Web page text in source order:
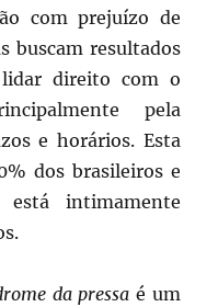
com prejuízo de
buscam resultados
lidar direito com o
pela
e horários. Esta
dos brasileiros e
está intimamente
da pressa é um